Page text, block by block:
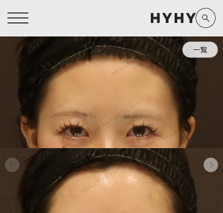
ヒアルロン酸注入症例一覧
医療脱毛症例一覧
アートメイク症例一覧
クリニック一覧
医師一覧
看護師一覧
新着情報
運営元情報
よくあるご質問
お問い合わせ
プライバシーポリシー
未成年の方へ
規約
ヒアルロン酸注入 医療脱毛
Doctor
担当医師から探す
副田 周
高橋 希
Preparation
製剤から探す
ザーフ(XERF)
ボラックス
ボリューマ
一覧